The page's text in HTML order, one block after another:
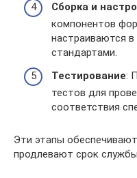
Сборка и
компонентов
настраиваются
стандартами.
Тестирование:
тестов для
соответствия
Эти этапы
продлевают срок